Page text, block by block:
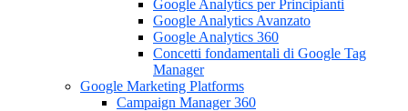
Google Analytics per Principianti
Google Analytics Avanzato
Google Analytics 360
Concetti fondamentali di Google Tag
Manager
Google Marketing Platforms
Campaign Manager 360